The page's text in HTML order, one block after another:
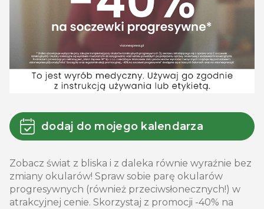
dodaj do mojego kalendarza
Zobacz świat z bliska i z daleka równie wyraźnie bez
zmiany okularów! Spraw sobie parę okularów
progresywnych (również przeciwsłonecznych!) w
atrakcyjnej cenie. Skorzystaj z promocji -40% na